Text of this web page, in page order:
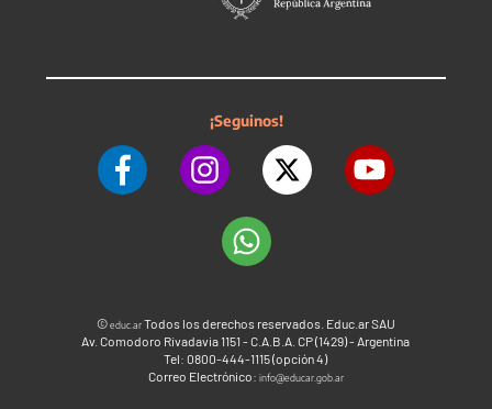
¡Seguinos!
©educ.arTodos los derechos reservados. Educ.ar SAU
Av. Comodoro Rivadavia 1151 - C.A.B.A. CP (1429) - Argentina
Tel: 0800-444-1115 (opción 4)
Correo Electrónico: info@educar.gob.ar